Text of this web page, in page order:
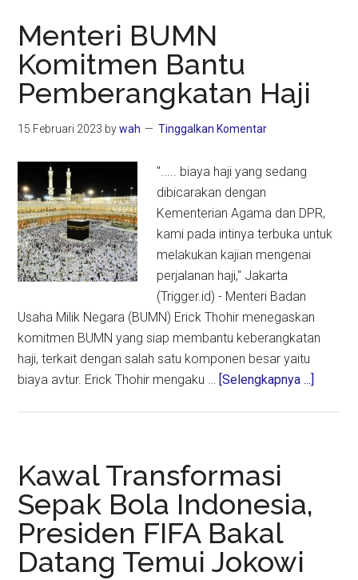
Gelar
Doktor
Kehormatan
Bidang
Manajemen
Strategis
Menteri BUMN
Komitmen Bantu
Pemberangkatan Haji
15 Februari 2023 bywah Tinggalkan Komentar
"..... biaya haji yang sedang
dibicarakan dengan
Kementerian Agama dan DPR,
kami pada intinya terbuka untuk
melakukan kajian mengenai
perjalanan haji," Jakarta
(Trigger.id) - Menteri Badan
Usaha Milik Negara (BUMN) Erick Thohir menegaskan
komitmen BUMN yang siap membantu keberangkatan
haji, terkait dengan salah satu komponen besar yaitu
biaya avtur. Erick Thohir mengaku … [Selengkapnya ...]
Kawal Transformasi
Sepak Bola Indonesia,
Presiden FIFA Bakal
Datang Temui Jokowi